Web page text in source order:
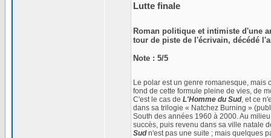
Lutte finale
Roman politique et intimiste d'une
tour de piste de l'écrivain, décédé
Note : 5/5
Le polar est un genre romanesque, mais
fond de cette formule pleine de vies, de
C'est le cas de L'Homme du Sud, et ce
dans sa trilogie « Natchez Burning »
South des années 1960 à 2000. Au
succès, puis revenu dans sa ville natale
Sudn'est pas une suite ; mais quelques